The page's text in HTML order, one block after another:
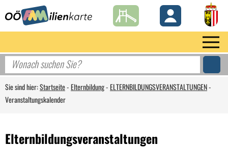
Sie sind hier:Startseite-Elternbildung-ELTERNBILDUNGSVERANSTALTUNGEN-
Veranstaltungskalender
Elternbildungsveranstaltungen